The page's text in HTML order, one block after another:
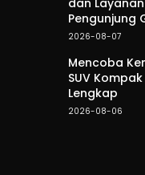
dan
Pengunjung
2026-08-07
Mencoba
SUV
Lengkap
2026-08-06